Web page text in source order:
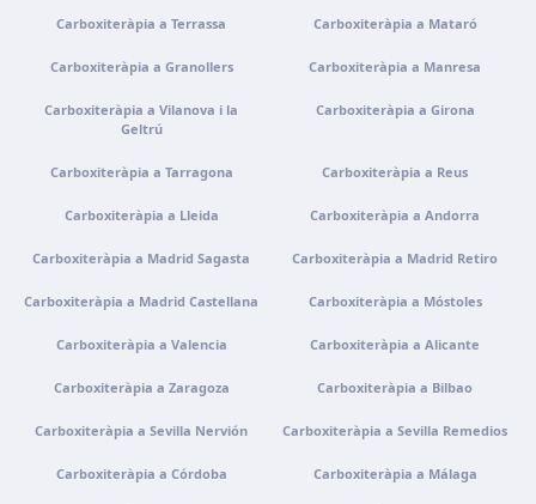
Zona Industrial, Av. Santa Maria de Vermoim, Pavilhão
Portugal · Guimarães
Com arribar Veure clínica
Clínica virtual
Carboxiteràpia a Terrassa Carboxiteràpia a Mataró
Carboxiteràpia a Granollers Carboxiteràpia a Manresa
Carboxiteràpia a Vilanova i la
Geltrú
Carboxiteràpia a Girona
Carboxiteràpia a Tarragona Carboxiteràpia a Reus
Carboxiteràpia a Lleida Carboxiteràpia a Andorra
Carboxiteràpia a Madrid Sagasta Carboxiteràpia a Madrid Retiro
Carboxiteràpia a Madrid Castellana Carboxiteràpia a Móstoles
Carboxiteràpia a Valencia Carboxiteràpia a Alicante
Carboxiteràpia a Zaragoza Carboxiteràpia a Bilbao
Carboxiteràpia a Sevilla Nervión Carboxiteràpia a Sevilla Remedios
Carboxiteràpia a Córdoba Carboxiteràpia a Málaga